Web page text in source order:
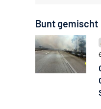
Bunt gemischt